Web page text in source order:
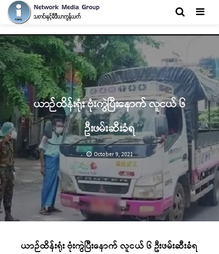
ယာဉ်ထိန်းရုံး ဗုံးကွဲပြီးနောက် လူငယ် ၆
ဦးဖမ်းဆီးခံရ
October 9, 2021
ယာဉ်ထိန်းရုံး ဗုံးကွဲပြီးနောက် လူငယ် ၆ ဦးဖမ်းဆီးခံရ